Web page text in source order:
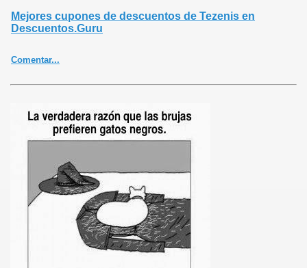
Mejores cupones de descuentos de Tezenis en
Descuentos.Guru
Comentar...